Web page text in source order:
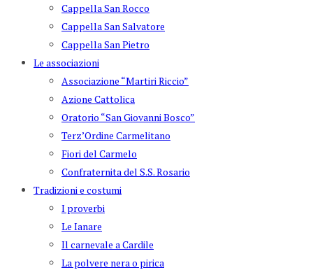
Cappella San Rocco
Cappella San Salvatore
Cappella San Pietro
Le associazioni
Associazione “Martiri Riccio”
Azione Cattolica
Oratorio “San Giovanni Bosco”
Terz’Ordine Carmelitano
Fiori del Carmelo
Confraternita del S.S. Rosario
Tradizioni e costumi
I proverbi
Le Ianare
Il carnevale a Cardile
La polvere nera o pirica